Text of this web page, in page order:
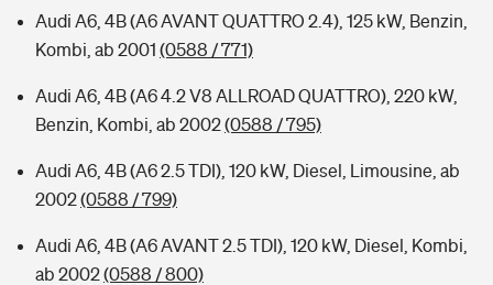
Audi A6, 4B (A6 AVANT QUATTRO 2.4), 125 kW, Benzin,
Kombi, ab 2001 (0588 / 771)
Audi A6, 4B (A6 4.2 V8 ALLROAD QUATTRO), 220 kW,
Benzin, Kombi, ab 2002(0588 / 795)
Audi A6, 4B (A6 2.5 TDI), 120 kW, Diesel, Limousine, ab
2002(0588 / 799)
Audi A6, 4B (A6 AVANT 2.5 TDI), 120 kW, Diesel, Kombi,
ab 2002(0588 / 800)